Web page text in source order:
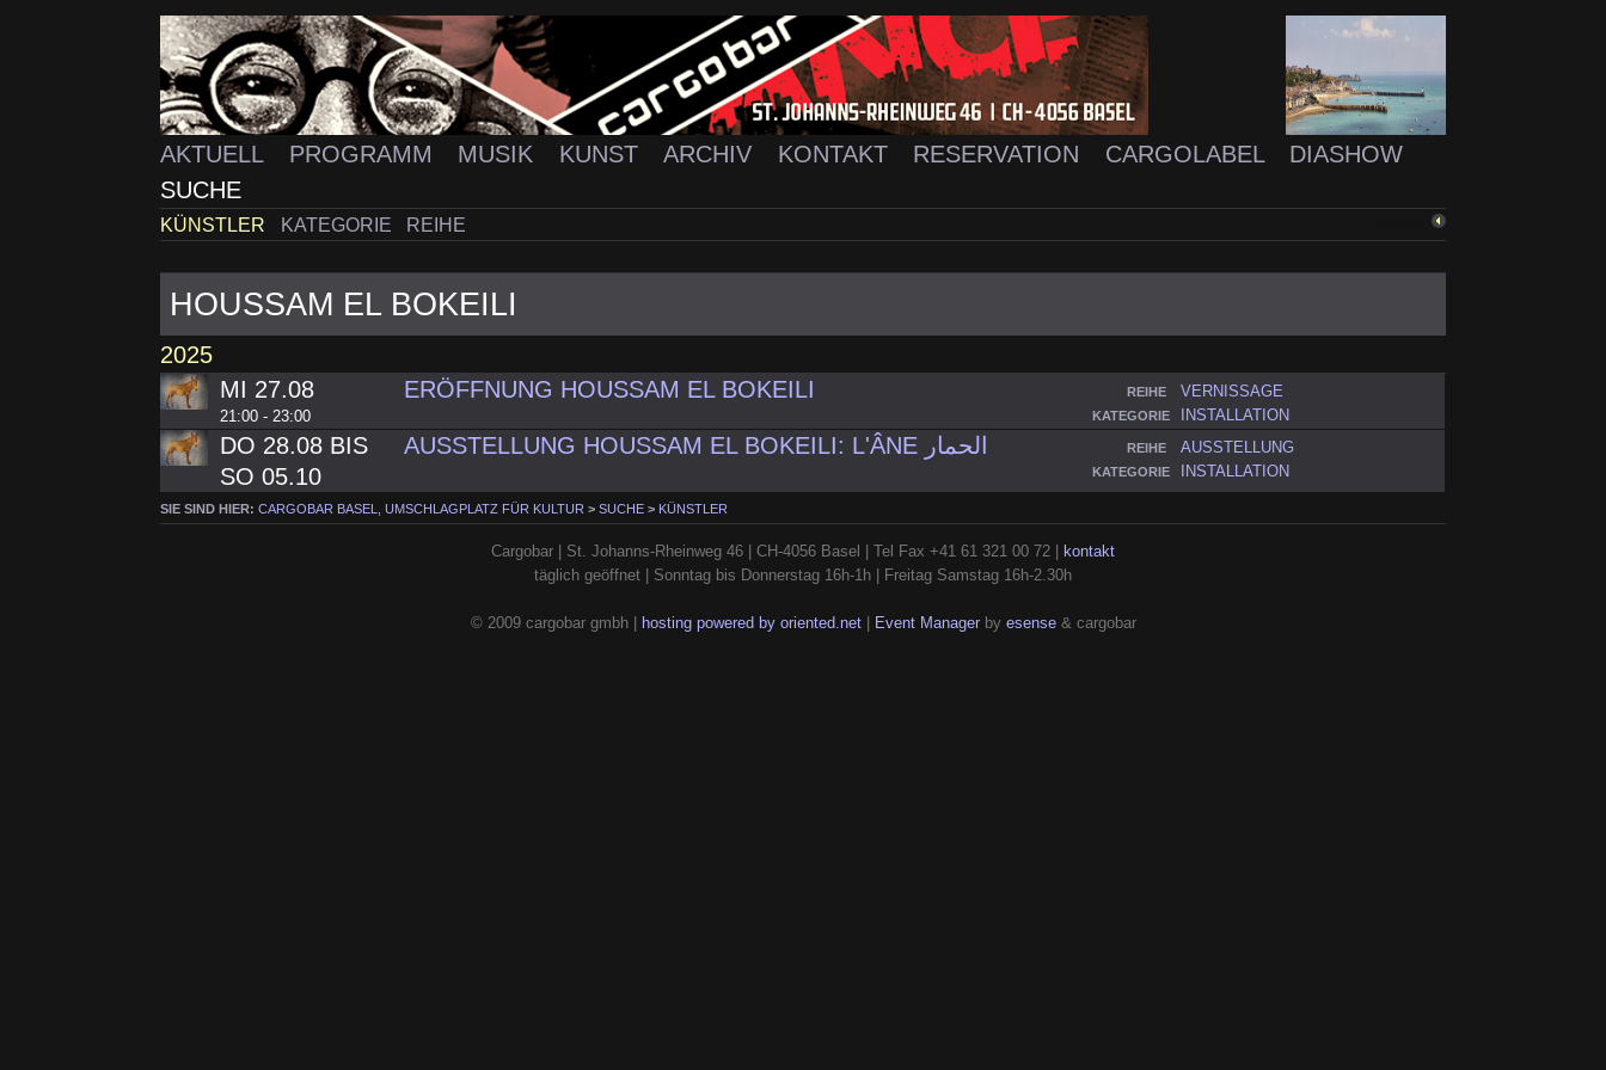
AKTUELL PROGRAMM MUSIK KUNST ARCHIV KONTAKT RESERVATION CARGOLABEL
DIASHOW
SUCHE
KÜNSTLER KATEGORIE REIHE
HOUSSAM EL BOKEILI
2025
MI 27.08
21:00 - 23:00
ERÖFFNUNG HOUSSAM EL BOKEILI REIHE VERNISSAGE
KATEGORIE INSTALLATION
DO 28.08 BIS
SO 05.10
AUSSTELLUNG HOUSSAM EL BOKEILI: L'ÂNE الحمار REIHE AUSSTELLUNG
KATEGORIE INSTALLATION
SIE SIND HIER:CARGOBAR BASEL, UMSCHLAGPLATZ FÜR KULTUR >SUCHE > KÜNSTLER
Cargobar | St. Johanns-Rheinweg 46 | CH-4056 Basel | Tel Fax +41 61 321 00 72 |
kontakt
täglich geöffnet | Sonntag bis Donnerstag 16h-1h | Freitag Samstag 16h-2.30h
© 2009 cargobar gmbh | hosting powered by oriented.net| Event Managerby esense& cargobar